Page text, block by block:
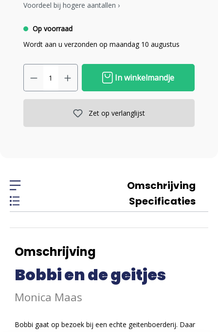
Voordeel bij hogere aantallen ›
Op voorraad
Wordt aan u verzonden op maandag 10 augustus
In winkelmandje
Zet op verlanglijst
Omschrijving
Specificaties
Omschrijving
Bobbi en de geitjes
Monica Maas
Bobbi gaat op bezoek bij een echte geitenboerderij. Daar